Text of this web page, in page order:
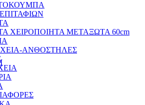
ΧΕΙΡΟΠΟΙΗΤΑ ΜΕΤΑΞΩΤΑ 60cm
ΑΝΘΟΣΤΗΛΕΣ